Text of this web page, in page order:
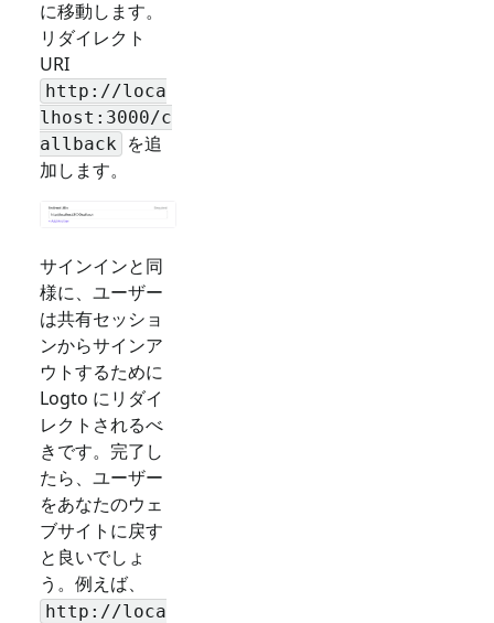
に移動します。
リダイレクト
URI
http://loca
lhost:3000/c
allback を追
加します。
サインインと同
様に、ユーザー
は共有セッショ
ンからサインア
ウトするために
Logto にリダイ
レクトされるべ
きです。完了し
たら、ユーザー
をあなたのウェ
ブサイトに戻す
と良いでしょ
う。例えば、
http://loca